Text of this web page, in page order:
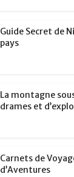
Guide Secret de
pays
La montagne
drames et
Carnets de
d’Aventures